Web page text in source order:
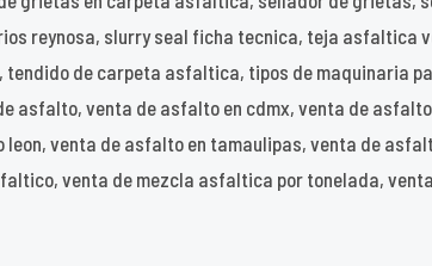
reynosa, slurry seal ficha tecnica, teja asfaltica
de carpeta asfaltica, tipos de maquinaria
venta de asfalto en cdmx, venta de
venta de asfalto en tamaulipas, venta de
venta de mezcla asfaltica por tonelada,